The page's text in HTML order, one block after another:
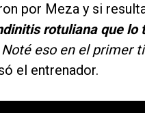
por Meza y si
rotuliana que lo
Noté eso en el primer
el entrenador.